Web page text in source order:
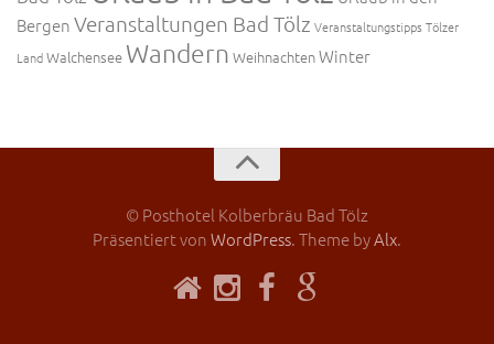
BergenVeranstaltungen Bad Tölz Veranstaltungstipps Tölzer
LandWalchensee Wandern WeihnachtenWinter
© Posthotel Kolberbräu Bad Tölz
Präsentiert vonWordPress. Theme byAlx.